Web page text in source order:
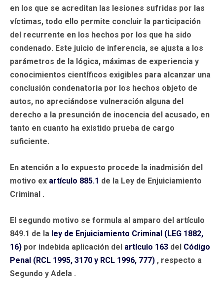
en los que se acreditan las lesiones sufridas por las
víctimas, todo ello permite concluir la participación
del recurrente en los hechos por los que ha sido
condenado. Este juicio de inferencia, se ajusta a los
parámetros de la lógica, máximas de experiencia y
conocimientos científicos exigibles para alcanzar una
conclusión condenatoria por los hechos objeto de
autos, no apreciándose vulneración alguna del
derecho a la presunción de inocencia del acusado, en
tanto en cuanto ha existido prueba de cargo
suficiente.
En atención a lo expuesto procede la inadmisión del
motivo ex artículo 885.1 de la Ley de Enjuiciamiento
Criminal .
El segundo motivo se formula al amparo del artículo
849.1 de la ley de Enjuiciamiento Criminal (LEG 1882,
16) por indebida aplicación del artículo 163 del Código
Penal (RCL 1995, 3170 y RCL 1996, 777) , respecto a
Segundo y Adela .